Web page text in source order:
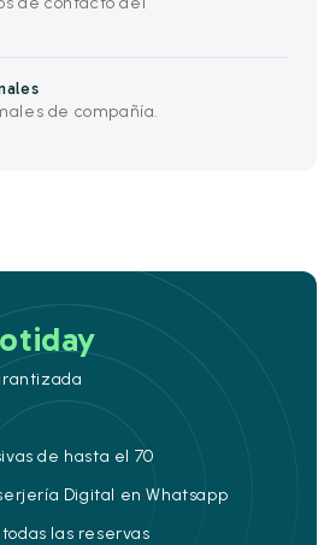
de compañía.
de hasta el 70
Digital en Whatsapp
las reservas